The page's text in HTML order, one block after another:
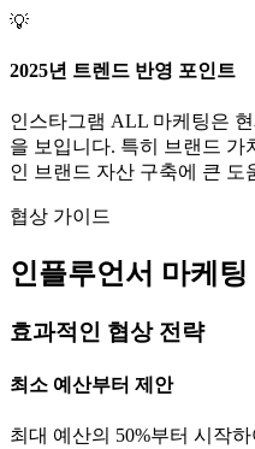
💡
2025년 트렌드 반영 포인트
인스타그램 ALL 마케팅은 현
을 보입니다. 특히 브랜드 가
인 브랜드 자산 구축에 큰 도
협상 가이드
인플루언서 마케
효과적인 협상 전략
최소 예산부터 제안
최대 예산의 50%부터 시작